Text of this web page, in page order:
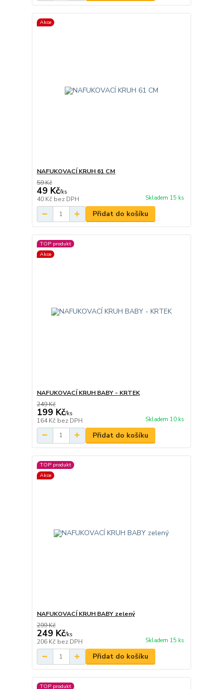
Akce
NAFUKOVACÍ KRUH 61 CM
59 Kč
49 Kč/ks
40 Kč bez DPH Skladem 15 ks
Přidat do košíku
TOP produkt
Akce
NAFUKOVACÍ KRUH BABY - KRTEK
249 Kč
199 Kč/ks
164 Kč bez DPH Skladem 10 ks
Přidat do košíku
TOP produkt
Akce
NAFUKOVACÍ KRUH BABY zelený
299 Kč
249 Kč/ks
206 Kč bez DPH Skladem 15 ks
Přidat do košíku
TOP produkt